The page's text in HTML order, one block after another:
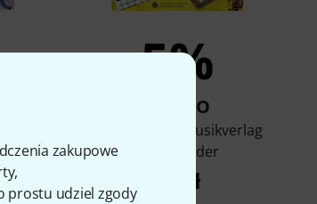
zakupowe
prostu udziel zgody
5%
KUPIŁO
Siebenhüner Musikverlag
Kinderlieder
92 zł